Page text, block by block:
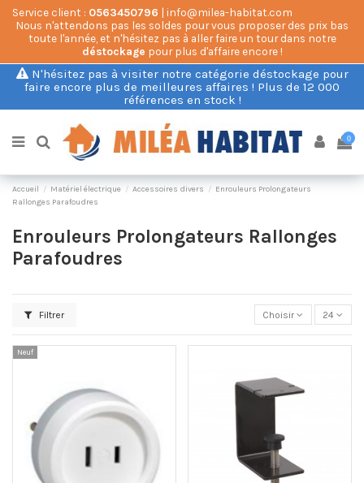
Service client : 0563450796 | info@milea-habitat.com
Nous n'attendons pas les soldes pour vous proposer des prix bas
toute l'année, et n'hésitez pas à aller faire un tour dans notre
déstockage pour plus d'affaire encore !
N'hésitez pas à visiter notre catégorie déstockage pour
faire encore plus de meilleures affaires ! Plus de 12 000
références en stock !
0
Accueil Matériel électrique Accessoires divers
Enrouleurs Prolongateurs
Rallonges Parafoudres
Enrouleurs Prolongateurs Rallonges
Parafoudres
Filtrer Choisir 24
Neuf